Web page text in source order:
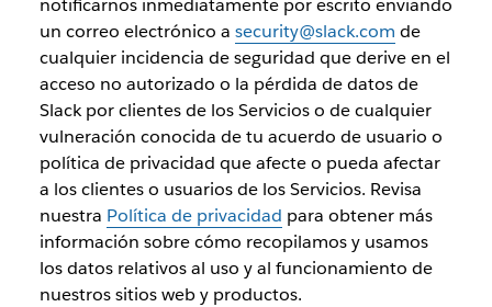
un correo electrónico a security@slack.com de
cualquier incidencia de seguridad que derive en el
acceso no autorizado o la pérdida de datos de
Slack por clientes de los Servicios o de cualquier
vulneración conocida de tu acuerdo de usuario o
política de privacidad que afecte o pueda afectar
a los clientes o usuarios de los Servicios. Revisa
nuestra Política de privacidad para obtener más
información sobre cómo recopilamos y usamos
los datos relativos al uso y al funcionamiento de
nuestros sitios web y productos.